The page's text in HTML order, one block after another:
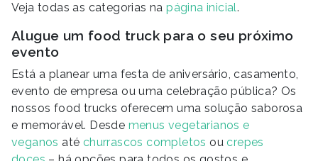
Veja todas as categorias napágina inicial.
Alugue um food truck para o seu próximo
evento
Está a planear uma festa de aniversário, casamento,
evento de empresa ou uma celebração pública? Os
nossos food trucks oferecem uma solução saborosa
e memorável. Desde menus vegetarianos e
veganos até churrascos completos oucrepes